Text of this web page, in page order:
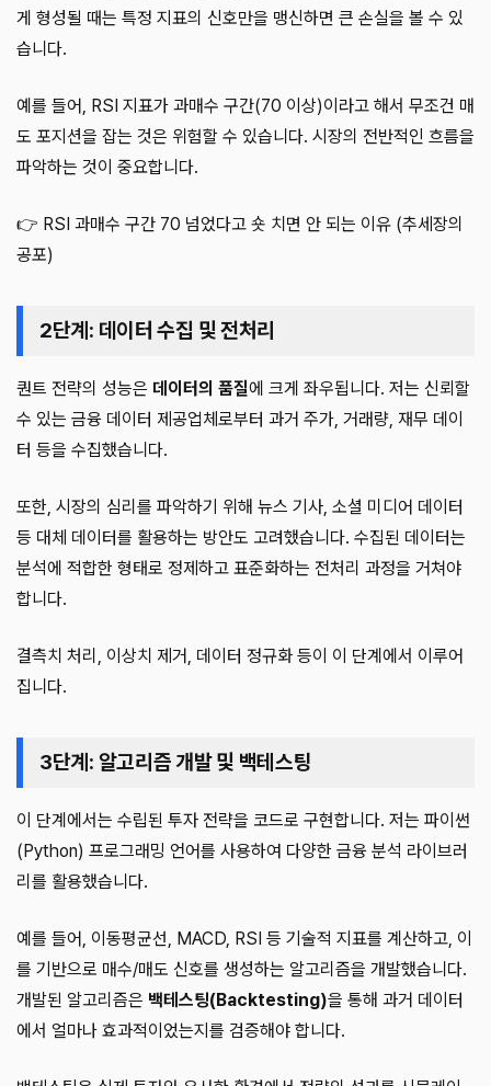
게 형성될 때는 특정 지표의 신호만을 맹신하면 큰 손실을 볼 수 있
습니다.
예를 들어, RSI 지표가 과매수 구간(70 이상)이라고 해서 무조건 매
도 포지션을 잡는 것은 위험할 수 있습니다. 시장의 전반적인 흐름을
파악하는 것이 중요합니다.
👉 RSI 과매수 구간 70 넘었다고 숏 치면 안 되는 이유 (추세장의
공포)
2단계: 데이터 수집 및 전처리
퀀트 전략의 성능은 데이터의 품질에 크게 좌우됩니다. 저는 신뢰할
수 있는 금융 데이터 제공업체로부터 과거 주가, 거래량, 재무 데이
터 등을 수집했습니다.
또한, 시장의 심리를 파악하기 위해 뉴스 기사, 소셜 미디어 데이터
등 대체 데이터를 활용하는 방안도 고려했습니다. 수집된 데이터는
분석에 적합한 형태로 정제하고 표준화하는 전처리 과정을 거쳐야
합니다.
결측치 처리, 이상치 제거, 데이터 정규화 등이 이 단계에서 이루어
집니다.
3단계: 알고리즘 개발 및 백테스팅
이 단계에서는 수립된 투자 전략을 코드로 구현합니다. 저는 파이썬
(Python) 프로그래밍 언어를 사용하여 다양한 금융 분석 라이브러
리를 활용했습니다.
예를 들어, 이동평균선, MACD, RSI 등 기술적 지표를 계산하고, 이
를 기반으로 매수/매도 신호를 생성하는 알고리즘을 개발했습니다.
개발된 알고리즘은 백테스팅(Backtesting)을 통해 과거 데이터
에서 얼마나 효과적이었는지를 검증해야 합니다.